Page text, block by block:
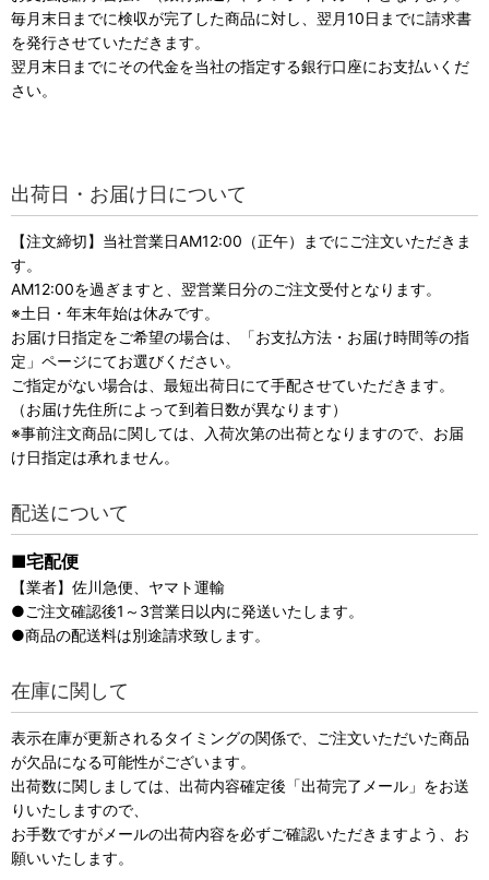
毎月末日までに検収が完了した商品に対し、翌月10日までに請求書
を発行させていただきます。
翌月末日までにその代金を当社の指定する銀行口座にお支払いくだ
さい。
出荷日・お届け日について
【注文締切】当社営業日AM12:00（正午）までにご注文いただきま
す。
AM12:00を過ぎますと、翌営業日分のご注文受付となります。
※土日・年末年始は休みです。
お届け日指定をご希望の場合は、「お支払方法・お届け時間等の指
定」ページにてお選びください。
ご指定がない場合は、最短出荷日にて手配させていただきます。
（お届け先住所によって到着日数が異なります）
※事前注文商品に関しては、入荷次第の出荷となりますので、お届
け日指定は承れません。
配送について
■宅配便
【業者】佐川急便、ヤマト運輸
●ご注文確認後1～3営業日以内に発送いたします。
●商品の配送料は別途請求致します。
在庫に関して
表示在庫が更新されるタイミングの関係で、ご注文いただいた商品
が欠品になる可能性がございます。
出荷数に関しましては、出荷内容確定後「出荷完了メール」をお送
りいたしますので、
お手数ですがメールの出荷内容を必ずご確認いただきますよう、お
願いいたします。